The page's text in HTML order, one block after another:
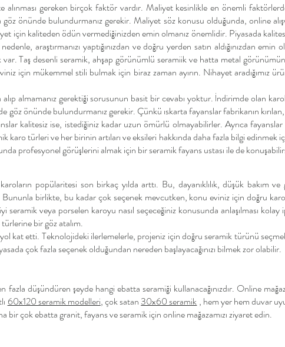
alınması gereken birçok faktör vardır. Maliyet kesinlikle en önemli
göz önünde bulundurmanız gerekir. Maliyet söz konusu olduğunda, online
için kaliteden ödün vermediğinizden emin olmanız önemlidir. Piyasada
araştırmanızı yaptığınızdan ve doğru yerden satın aldığınızdan
var. Taş desenli seramik, ahşap görünümlü seramiik ve hatta metal
için mükemmel stili bulmak için biraz zaman ayırın. Nihayet aradığımız
alıp almamanız gerektiği sorusunun basit bir cevabı yoktur. İndirimde olan
göz önünde bulundurmanız gerekir. Çünkü ıskarta fayanslar fabrikanın
kalitesiz ise, istediğiniz kadar uzun ömürlü olmayabilirler. Ayrıca
karo türleri ve her birinin artıları ve eksileri hakkında daha fazla bilgi edinmek
profesyonel görüşlerini almak için bir seramik fayans ustası ile de
popülaritesi son birkaç yılda arttı. Bu, dayanıklılık, düşük bakım
birlikte, bu kadar çok seçenek mevcutken, konu eviniz için doğru
veya porselen karoyu nasıl seçeceğiniz konusunda anlaşılması
bir göz atalım.
kat etti. Teknolojideki ilerlemelerle, projeniz için doğru seramik türünü
çok fazla seçenek olduğundan nereden başlayacağınızı bilmek zor olabilir.
fazla düşündüren şeyde hangi ebatta seramiği kullanacağınızdır. Online
60x120 seramik modelleri, çok satan 30x60 seramik , hem yer hem duvar
bir çok ebatta granit, fayans ve seramik için online mağazamızı ziyaret edin.